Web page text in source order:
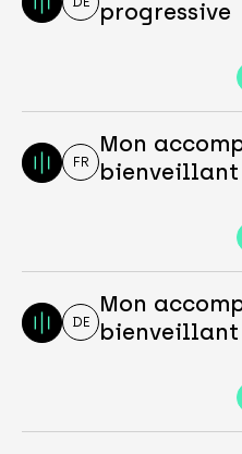
progressive
FR
Mon
bienveillant
DE
Mon
bienveillant